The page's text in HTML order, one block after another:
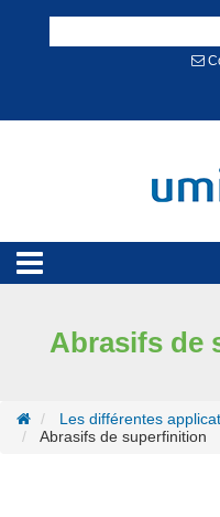
Abrasifs de
Les différentes
Abrasifs de superfinition